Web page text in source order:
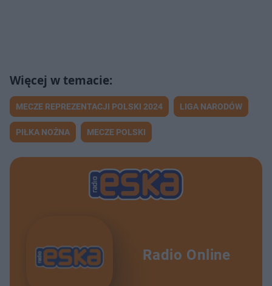
MECZE REPREZENTACJI POLSKI 2024 LIGA NARODÓW
PIŁKA NOŻNA MECZE POLSKI
Radio Online